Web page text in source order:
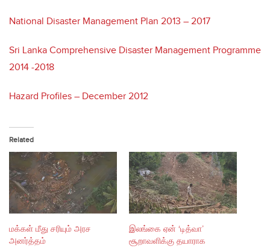
National Disaster Management Plan 2013 – 2017
Sri Lanka Comprehensive Disaster Management Programme
2014 -2018
Hazard Profiles – December 2012
Related
மக்கள் மீது சரியும் அரச
அனர்த்தம்
இலங்கை ஏன் ‘டித்வா’
சூறாவளிக்கு தயாராக